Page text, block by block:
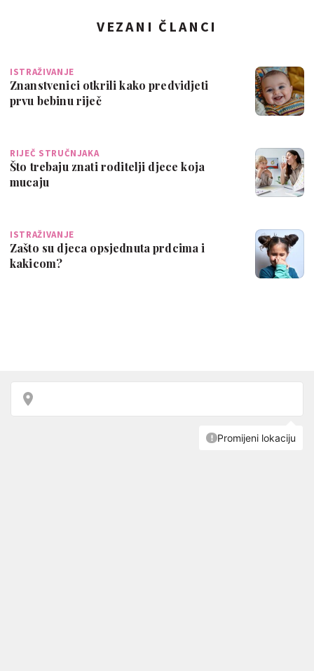
VEZANI ČLANCI
ISTRAŽIVANJE
Znanstvenici otkrili kako predvidjeti
prvu bebinu riječ
RIJEČ STRUČNJAKA
Što trebaju znati roditelji djece koja
mucaju
ISTRAŽIVANJE
Zašto su djeca opsjednuta prdcima i
kakicom?